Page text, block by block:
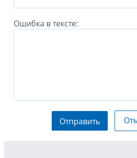
Ошибка в тексте:
Отправить